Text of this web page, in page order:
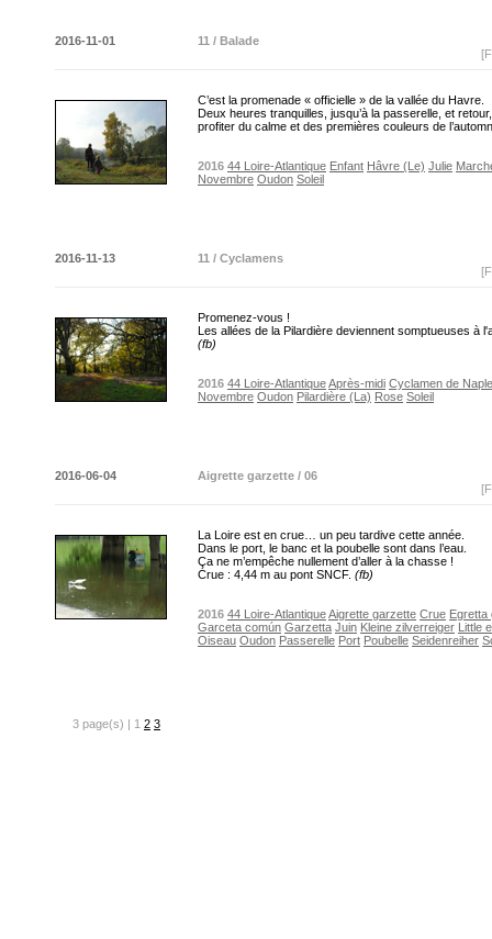
2016-11-01
11 / Balade
C’est la promenade « officielle » de la vallée du Havre.
Deux heures tranquilles, jusqu’à la passerelle, et
profiter du calme et des premières couleurs de
2016 44 Loire-Atlantique Enfant Hâvre (Le) Julie
Novembre Oudon Soleil
2016-11-13
11 / Cyclamens
Promenez-vous !
Les allées de la Pilardière deviennent somptueuses à
(fb)
2016 44 Loire-AtlantiqueAprès-midi Cyclamen de
Novembre Oudon Pilardière (La) Rose Soleil
2016-06-04
Aigrette garzette / 06
La Loire est en crue… un peu tardive cette année.
Dans le port, le banc et la poubelle sont dans l’eau.
Ça ne m’empêche nullement d’aller à la chasse !
Crue : 4,44 m au pont SNCF. (fb)
2016 44 Loire-AtlantiqueAigrette garzette Crue Egretta
Garceta común Garzetta Juin Kleine zilverreiger Little
Oiseau Oudon Passerelle Port Poubelle Seidenreiher
3 page(s) | 1 2 3